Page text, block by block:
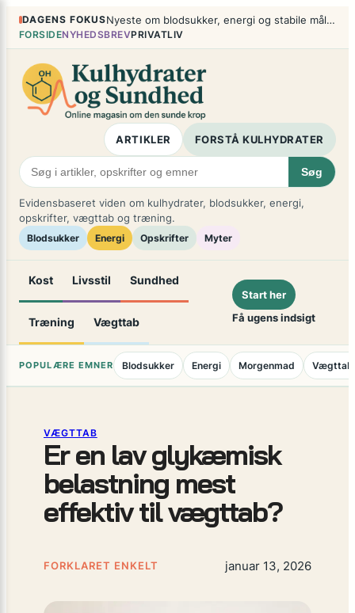
Spring
indhold
DAGENS FOKUS Nyeste om blodsukker, energi og stabile måltider
FORSIDENYHEDSBREVPRIVATLIV
ARTIKLER FORSTÅ KULHYDRATER
Søg
Evidensbaseret viden om kulhydrater, blodsukker, energi,
opskrifter, vægttab og træning.
Blodsukker Energi Opskrifter Myter
Kost Livsstil Sundhed
Træning Vægttab
Start her
Få ugens indsigt
POPULÆRE EMNER Blodsukker Energi Morgenmad Vægttab
VÆGTTAB
Er en lav glykæmisk
belastning mest
effektiv til vægttab?
FORKLARET ENKELT januar 13, 2026